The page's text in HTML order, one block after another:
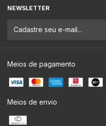
NEWSLETTER
Meios de pagamento
Meios de envio